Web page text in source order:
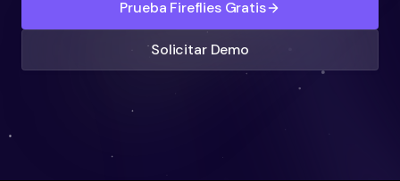
Prueba Fireflies Gratis
Solicitar Demo